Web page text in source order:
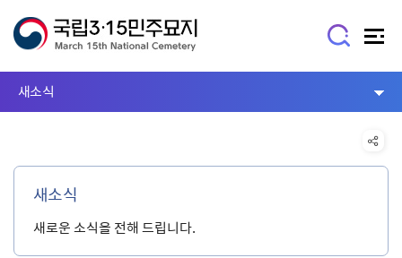
새소식
새소식
새로운 소식을 전해 드립니다.